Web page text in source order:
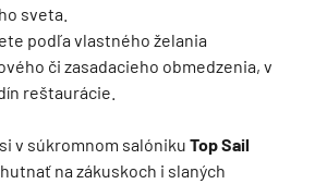
sveta.
podľa vlastného želania
či zasadacieho obmedzenia, v
reštaurácie.
v súkromnom salóniku Top Sail
na zákuskoch i slaných